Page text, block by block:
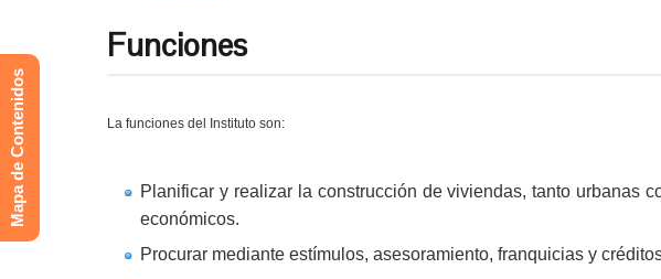
Funciones
La funciones del Instituto son:
Planificar y realizar la construcción de viviendas, tanto urbanas
económicos.
Procurar mediante estímulos, asesoramiento, franquicias y
Mapa de Contenidos